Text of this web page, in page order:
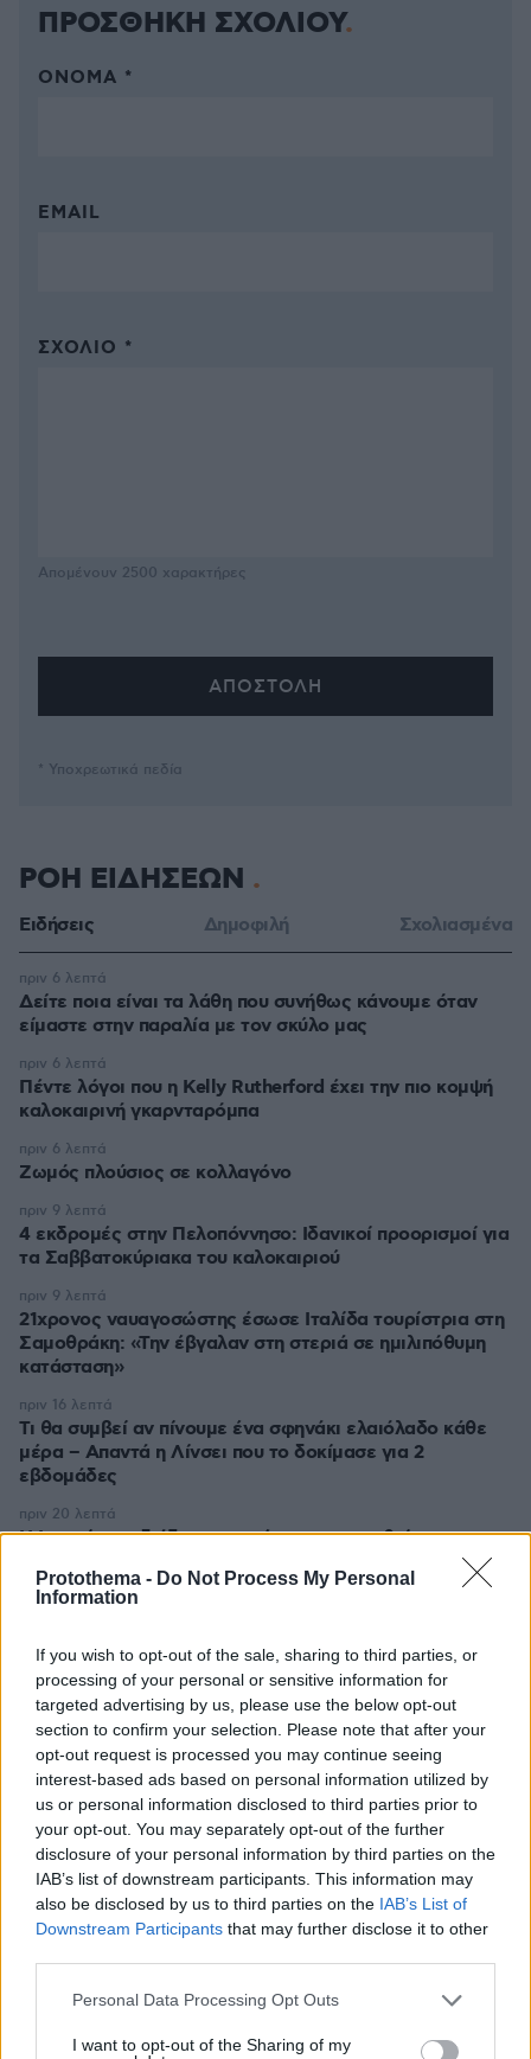
Protothema - Do Not Process My Personal
Information
If you wish to opt-out of the sale, sharing to third parties, or
processing of your personal or sensitive information for
targeted advertising by us, please use the below opt-out
section to confirm your selection. Please note that after your
opt-out request is processed you may continue seeing
interest-based ads based on personal information utilized by
us or personal information disclosed to third parties prior to
your opt-out. You may separately opt-out of the further
disclosure of your personal information by third parties on the
IAB’s list of downstream participants. This information may
also be disclosed by us to third parties on the IAB’s List of
Downstream Participants that may further disclose it to other
Please note that this website/app uses one or more Google
not limited to your visit or usage behaviour. You may click to
Personal Data Processing Opt Outs
I want to opt-out of the Sharing of my
ΠΡΟΣΘΗΚΗ ΣΧΟΛΙΟΥ
ΌΝΟΜΑ *
EMAIL
ΣΧΌΛΙΟ *
Απομένουν 2500 χαρακτήρες
* Υποχρεωτικά πεδία
ΡΟΗ ΕΙΔΗΣΕΩΝ
Ειδήσεις Δημοφιλή Σχολιασμένα
Δείτε ποια είναι τα λάθη που συνήθως κάνουμε όταν
είμαστε στην παραλία με τον σκύλο μας
πριν 6 λεπτά
Πέντε λόγοι που η Kelly Rutherford έχει την πιο κομψή
καλοκαιρινή γκαρνταρόμπα
πριν 6 λεπτά
Ζωμός πλούσιος σε κολλαγόνο
πριν 6 λεπτά
4 εκδρομές στην Πελοπόννησο: Ιδανικοί προορισμοί για
τα Σαββατοκύριακα του καλοκαιριού
πριν 9 λεπτά
21χρονος ναυαγοσώστης έσωσε Ιταλίδα τουρίστρια στη
Σαμοθράκη: «Την έβγαλαν στη στεριά σε ημιλιπόθυμη
κατάσταση»
πριν 9 λεπτά
Τι θα συμβεί αν πίνουμε ένα σφηνάκι ελαιόλαδο κάθε
μέρα – Απαντά η Λίνσει που το δοκίμασε για 2
εβδομάδες
πριν 16 λεπτά
Η Ισπανία σχεδιάζει τις ταφές και προσπαθεί να
ταυτοποιήσει τις σορούς από την εισβολή μεταναστών
στη Θέουτα
πριν 20 λεπτά
Βαγιαννίδης: Το δίδυμο που επιστρέφει για να αλλάξει
τα δεδομένα
Αντόνιο Μπαντέρας για τη σχέση του με τη Μέλανι
Γκρίφιθ μετά το διαζύγιό τους: Είναι μία από τις
καλύτερές μου φίλες
πριν 35 λεπτά
Η 97χρονη που περπάτησε πάνω σε φτερό αεροπλάνου
και έσπασε το προηγούμενο (δικό της) ρεκόρ Γκίνες
πριν 35 λεπτά
ΔΕΙΤΕ ΟΛΕΣ ΤΙΣ ΕΙΔΗΣΕΙΣ
ΤΑ ΠΙΟ ΔΗΜΟΦΙΛΗ